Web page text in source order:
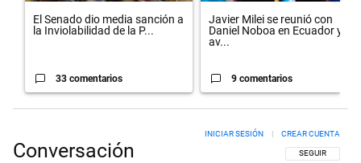
El Senado dio media sanción a
la Inviolabilidad de la P...
33 comentarios
Javier Milei se reunió con
Daniel Noboa en Ecuador y
av...
9 comentarios
Conversación SIGA ESTA
SEGUIR
INICIAR SESIÓN | CREAR CUENTA